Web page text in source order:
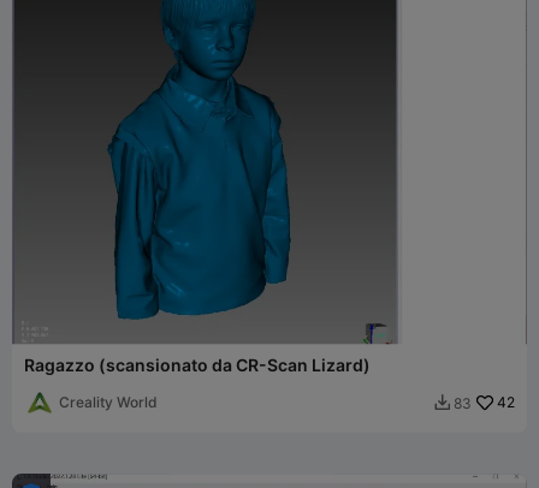
Ragazzo (scansionato da CR-Scan Lizard)
Creality World  83 42